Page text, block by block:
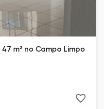
m² no Campo Limpo